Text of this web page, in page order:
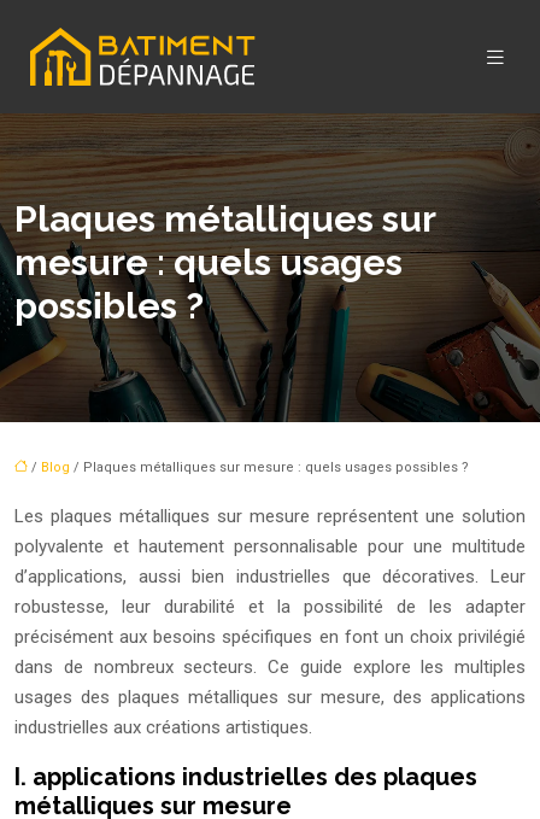
Plaques métalliques sur
mesure : quels usages
possibles ?
/ Blog / Plaques métalliques sur mesure : quels usages possibles ?
Les plaques métalliques sur mesure représentent une solution
polyvalente et hautement personnalisable pour une multitude
d’applications, aussi bien industrielles que décoratives. Leur
robustesse, leur durabilité et la possibilité de les adapter
précisément aux besoins spécifiques en font un choix privilégié
dans de nombreux secteurs. Ce guide explore les multiples
usages des plaques métalliques sur mesure, des applications
industrielles aux créations artistiques.
I. applications industrielles des plaques
métalliques sur mesure